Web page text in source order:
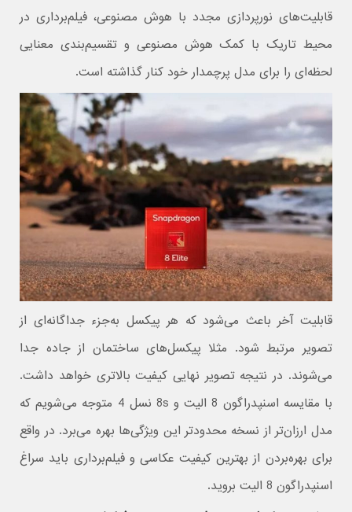
قابلیت‌های نورپردازی مجدد با هوش مصنوعی، فیلم‌برداری در
محیط تاریک با کمک هوش مصنوعی و تقسیم‌بندی معنایی
لحظه‌ای را برای مدل پرچمدار خود کنار گذاشته است.
قابلیت آخر باعث می‌شود که هر پیکسل به‌جزء جداگانه‌ای از
تصویر مرتبط شود. مثلا پیکسل‌های ساختمان از جاده جدا
می‌شوند. در نتیجه تصویر نهایی کیفیت بالاتری خواهد داشت.
با مقایسه اسنپدراگون 8 الیت و 8s نسل 4 متوجه می‌شویم که
مدل ارزان‌تر از نسخه محدود‌تر این ویژگی‌ها بهره می‌برد. در واقع
برای بهره‌بردن از بهترین کیفیت عکاسی و فیلم‌برداری باید سراغ
اسنپدراگون 8 الیت بروید.